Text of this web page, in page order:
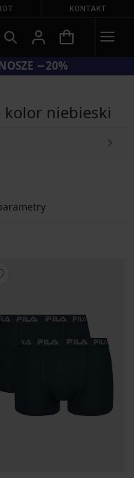
KONTAKT
−20%
kolor niebieski